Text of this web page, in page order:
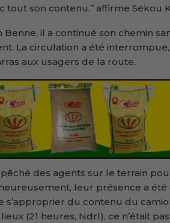
tout son contenu.’’ affirme Sékou
il a continué son chemin
La circulation a été interrompue,
aux usagers de la route.
des agents sur le terrain
leur présence a
s’approprier du contenu du
(21 heures, Ndrl), ce n’était